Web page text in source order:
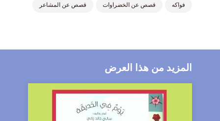
فواكه قصص عن الخضراوات قصص عن المشاعر
المزيد من هذا العرض